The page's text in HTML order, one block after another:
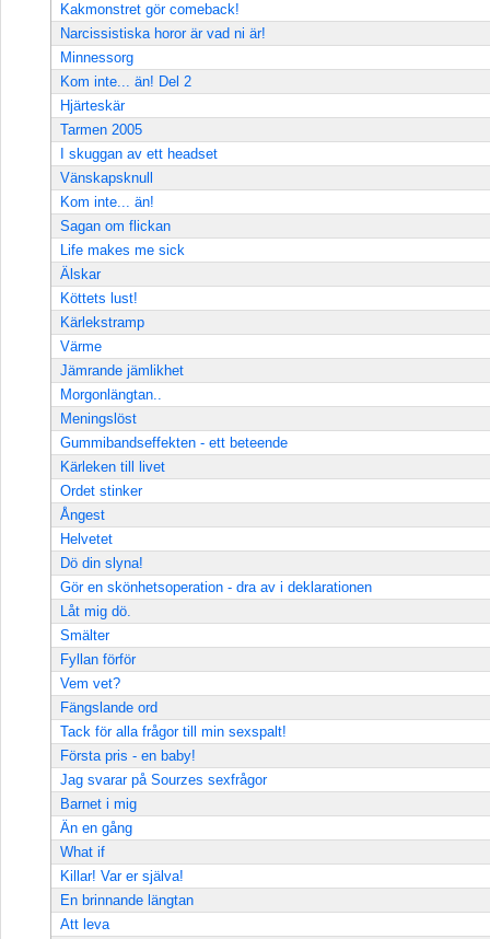
Kakmonstret gör comeback!
Narcissistiska horor är vad ni är!
Minnessorg
Kom inte... än! Del 2
Hjärteskär
Tarmen 2005
I skuggan av ett headset
Vänskapsknull
Kom inte... än!
Sagan om flickan
Life makes me sick
Älskar
Köttets lust!
Kärlekstramp
Värme
Jämrande jämlikhet
Morgonlängtan..
Meningslöst
Gummibandseffekten - ett beteende
Kärleken till livet
Ordet stinker
Ångest
Helvetet
Dö din slyna!
Gör en skönhetsoperation - dra av i deklarationen
Låt mig dö.
Smälter
Fyllan förför
Vem vet?
Fängslande ord
Tack för alla frågor till min sexspalt!
Första pris - en baby!
Jag svarar på Sourzes sexfrågor
Barnet i mig
Än en gång
What if
Killar! Var er själva!
En brinnande längtan
Att leva